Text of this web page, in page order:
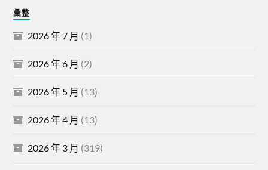
彙整
2026 年 7 月 (1)
2026 年 6 月 (2)
2026 年 5 月 (13)
2026 年 4 月 (13)
2026 年 3 月 (319)